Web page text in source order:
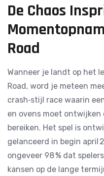
De Chaos
Road
Wanneer je landt op het
Road, word je meteen
crash‑stijl race waarin
en ovens moet ontwijken
bereiken. Het spel is
gelanceerd in begin april
ongeveer 98 % dat
kansen op de lange